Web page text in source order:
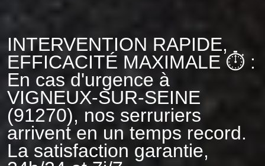
INTERVENTION RAPIDE,
EFFICACITÉ MAXIMALE ⏱️ :
En cas d'urgence à
VIGNEUX-SUR-SEINE
(91270), nos serruriers
arrivent en un temps record.
La satisfaction garantie,